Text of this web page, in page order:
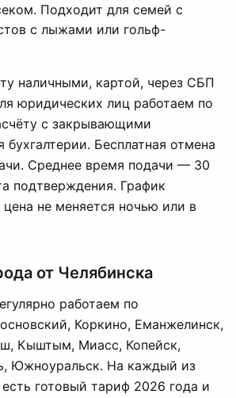
Подходит для семей с
с лыжами или гольф-
наличными, картой, через СБП
юридических лиц работаем по
с закрывающими
Бесплатная отмена
Среднее время подачи — 30
подтверждения. График
цена не меняется ночью или в
от Челябинска
работаем по
Коркино, Еманжелинск,
Кыштым, Миасс, Копейск,
Южноуральск. На каждый из
готовый тариф 2026 года и